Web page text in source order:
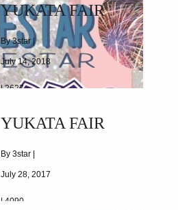
YUKATA FAIR
By 3star |
July 14, 2018
|2627
YUKATA FAIR
By 3star |
July 28, 2017
| 4090